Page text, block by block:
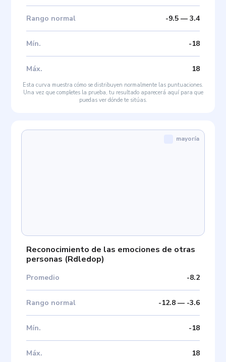
Rango normal -9.5— 3.4
Mín. -18
Máx. 18
Esta curva muestra cómo se distribuyen normalmente las puntuaciones.
Una vez que completes la prueba, tu resultado aparecerá aquí para que
puedas ver dónde te sitúas.
Reconocimiento de las emociones de otras
personas (Rdledop)
Promedio -8.2
Rango normal -12.8— -3.6
Mín. -18
Máx. 18
mayoría